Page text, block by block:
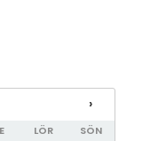
›
LÖR SÖN